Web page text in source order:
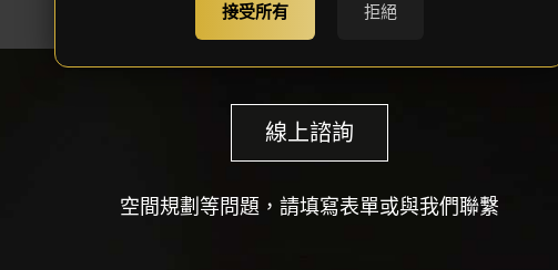
線上諮詢
空間規劃等問題，請填寫表單或與我們聯繫
接受所有 拒絕